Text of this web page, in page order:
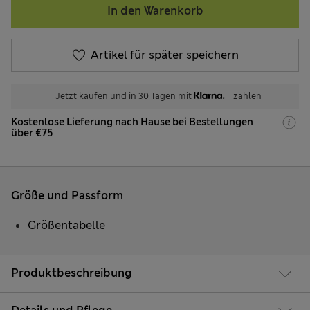
In den Warenkorb
Artikel für später speichern
Jetzt kaufen und in 30 Tagen mit zahlen
Kostenlose Lieferung nach Hause bei Bestellungen
über €75
Produktbeschreibung
Größe und Passform
Größentabelle